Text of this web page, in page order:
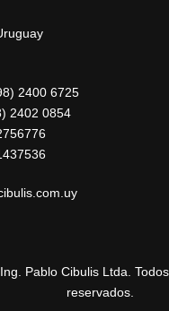
2400 6725
2402 0854
Pablo Cibulis Ltda.
reservados.